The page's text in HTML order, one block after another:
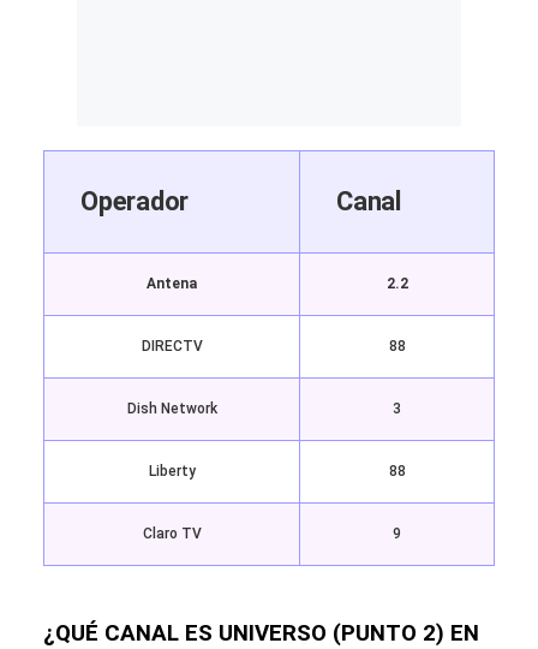
Operador Canal
Antena 2.2
DIRECTV 88
Dish Network 3
Liberty 88
Claro TV 9
¿QUÉ CANAL ES UNIVERSO (PUNTO 2) EN